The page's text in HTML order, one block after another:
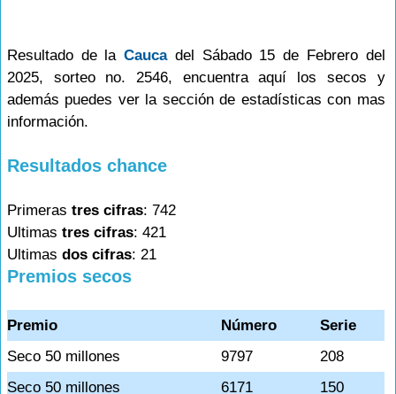
Resultado de laCaucadel Sábado 15 de Febrero del
2025, sorteo no. 2546, encuentra aquí los secos y
además puedes ver la sección de estadísticas con mas
información.
Resultados chance
Primeras tres cifras: 742
Ultimas tres cifras: 421
Ultimas dos cifras: 21
Premios secos
Premio Número
Serie
Seco 50 millones
9797
208
Seco 50 millones
6171
150